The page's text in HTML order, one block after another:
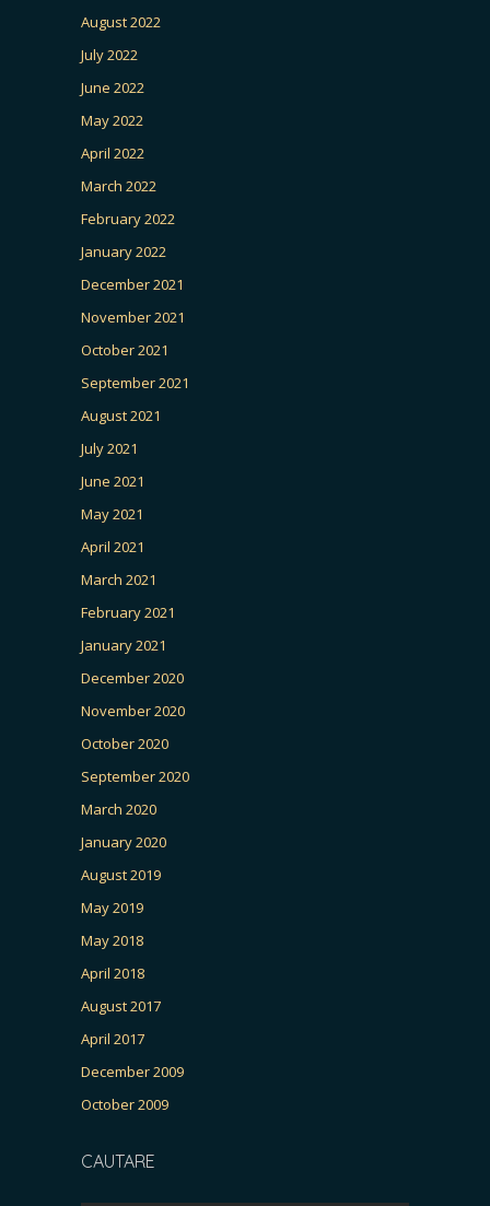
August 2022
July 2022
June 2022
May 2022
April 2022
March 2022
February 2022
January 2022
December 2021
November 2021
October 2021
September 2021
August 2021
July 2021
June 2021
May 2021
April 2021
March 2021
February 2021
January 2021
December 2020
November 2020
October 2020
September 2020
March 2020
January 2020
August 2019
May 2019
May 2018
April 2018
August 2017
April 2017
December 2009
October 2009
CAUTARE